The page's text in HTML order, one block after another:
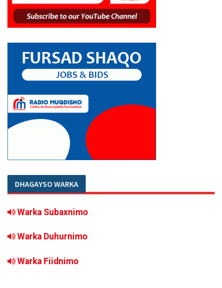
DHAGAYSO WARKA
Warka Subaxnimo
Warka Duhurnimo
Warka Fiidnimo